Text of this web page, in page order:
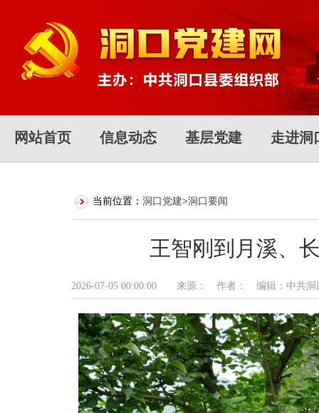
网站首页 信息动态 基层党建 走进洞
当前位置： 洞口党建>洞口要闻
王智刚到月溪、
2026-07-05 00:00:00 来源： 作者： 编辑：中共